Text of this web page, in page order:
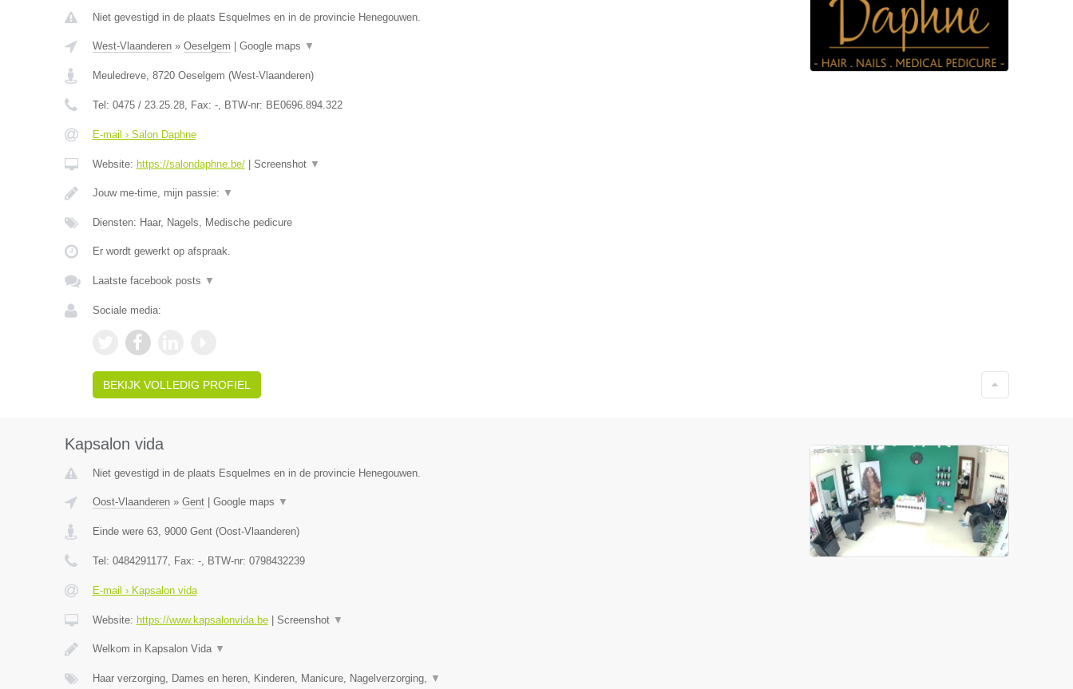
Niet gevestigd in de plaats Esquelmes en in de provincie Henegouwen.
West-Vlaanderen» Oeselgem Google maps ▼
Meuledreve, 8720 Oeselgem (West-Vlaanderen)
Tel: 0475 / 23.25.28, Fax: -, BTW-nr: BE0696.894.322
E-mail › Salon Daphne
Website: https://salondaphne.be/| Screenshot ▼
Jouw me-time, mijn passie: ▼
Diensten: Haar, Nagels, Medische pedicure
Er wordt gewerkt op afspraak.
Laatste facebook posts ▼
Sociale media:
BEKIJK VOLLEDIG PROFIEL
Kapsalon vida
Niet gevestigd in de plaats Esquelmes en in de provincie Henegouwen.
Oost-Vlaanderen» Gent| Google maps ▼
Einde were 63, 9000 Gent(Oost-Vlaanderen)
Tel: 0484291177, Fax: -, BTW-nr: 0798432239
E-mail › Kapsalon vida
Website: https://www.kapsalonvida.be| Screenshot ▼
Welkom in Kapsalon Vida ▼
Haar verzorging, Dames en heren, Kinderen, Manicure, Nagelverzorging, ▼